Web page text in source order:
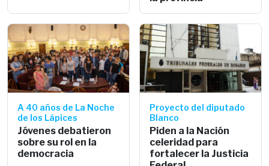
A 40 años de La Noche
de los Lápices
Jóvenes debatieron
sobre su rol en la
democracia
Proyecto del diputado
Blanco
Piden a la Nación
celeridad para
fortalecer la Justicia